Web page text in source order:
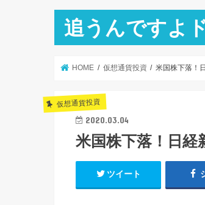
追うんですよ
HOME 仮想通貨投資 米国株下落！
仮想通貨投資
2020.03.04
米国株下落！日経
ツイート